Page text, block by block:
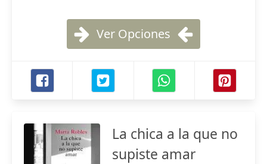
Ver Opciones
La chica a la que no
supiste amar